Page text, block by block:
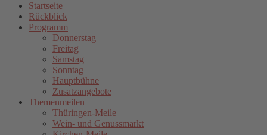
Startseite
Rückblick
Programm
Donnerstag
Freitag
Samstag
Sonntag
Hauptbühne
Zusatzangebote
Themenmeilen
Thüringen-Meile
Wein- und Genussmarkt